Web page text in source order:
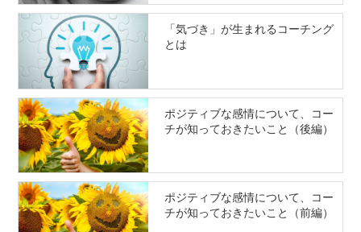
「気づき」が生まれるコーチング
とは
ポジティブな感情について、コー
チが知っておきたいこと（後編）
ポジティブな感情について、コー
チが知っておきたいこと（前編）